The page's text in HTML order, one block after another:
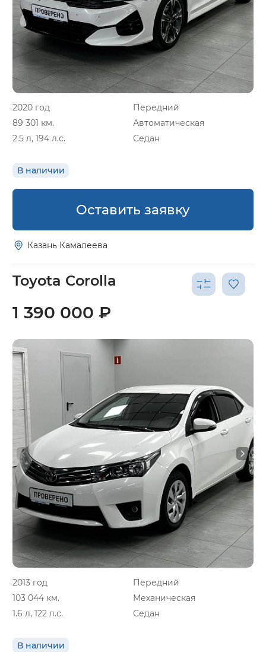
2020 год
Передний
89 301 км.
Автоматическая
2.5 л, 194 л.с.
Седан
В наличии
Оставить заявку
Казань Камалеева
Toyota Corolla
2013 год
Передний
103 044 км.
Механическая
1.6 л, 122 л.с.
Седан
В наличии
1 390 000 ₽